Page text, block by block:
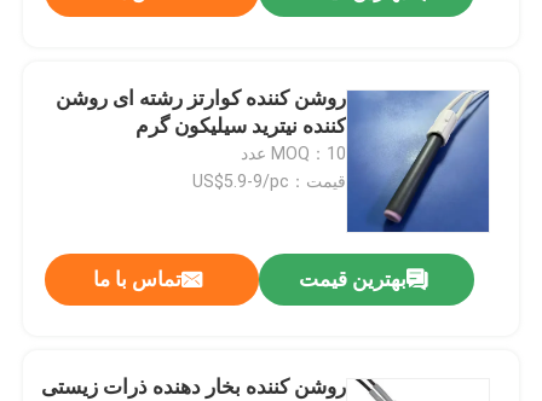
فیلم های
نمایش واقعیت مجازی
درباره ما
روشن کننده کوارتز رشته ای روشن
کننده نیترید سیلیکون گرم
MOQ：10 عدد
قیمت：US$5.9-9/pc
بهترین قیمت تماس با ما
روشن کننده بخار دهنده ذرات زیستی